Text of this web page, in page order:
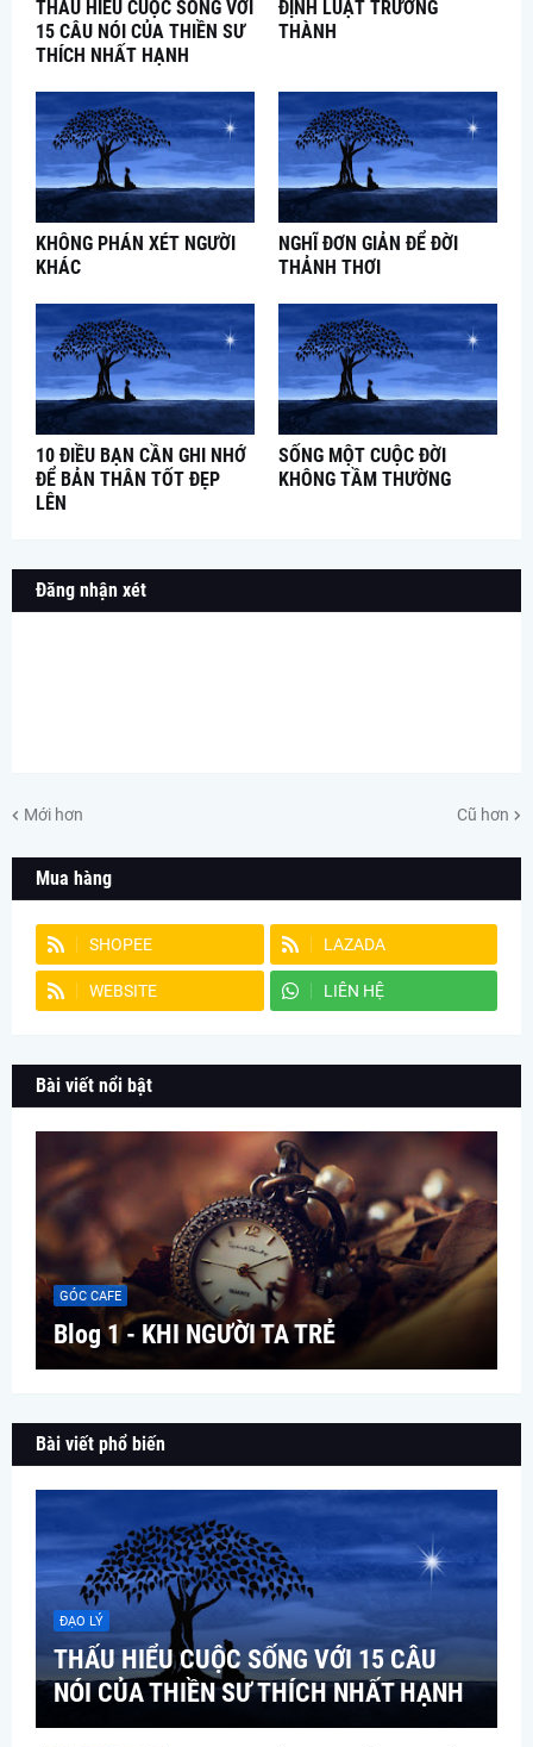
THẤU HIỂU CUỘC SỐNG VỚI
15 CÂU NÓI CỦA THIỀN SƯ
THÍCH NHẤT HẠNH
ĐỊNH LUẬT TRƯỞNG
THÀNH
KHÔNG PHÁN XÉT NGƯỜI
KHÁC
NGHĨ ĐƠN GIẢN ĐỂ ĐỜI
THẢNH THƠI
10 ĐIỀU BẠN CẦN GHI NHỚ
ĐỂ BẢN THÂN TỐT ĐẸP
LÊN
SỐNG MỘT CUỘC ĐỜI
KHÔNG TẦM THƯỜNG
Đăng nhận xét
Mới hơn Cũ hơn
Mua hàng
SHOPEE LAZADA
WEBSITE LIÊN HỆ
Bài viết nổi bật
GÓC CAFE
Blog 1 - KHI NGƯỜI TA TRẺ
Bài viết phổ biến
ĐẠO LÝ
THẤU HIỂU CUỘC SỐNG VỚI 15 CÂU
NÓI CỦA THIỀN SƯ THÍCH NHẤT HẠNH